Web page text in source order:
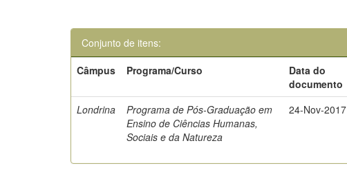
Conjunto de itens:
Câmpus
Programa/Curso
Data do
documento
Londrina
Programa de Pós-Graduação em
Ensino de Ciências Humanas,
Sociais e da Natureza
24-Nov-2017